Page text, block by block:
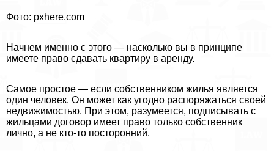
Фото: pxhere.com
Начнем именно с этого — насколько вы в принципе
имеете право сдавать квартиру в аренду.
Самое простое — если собственником жилья является
один человек. Он может как угодно распоряжаться своей
недвижимостью. При этом, разумеется, подписывать с
жильцами договор имеет право только собственник
лично, а не кто-то посторонний.